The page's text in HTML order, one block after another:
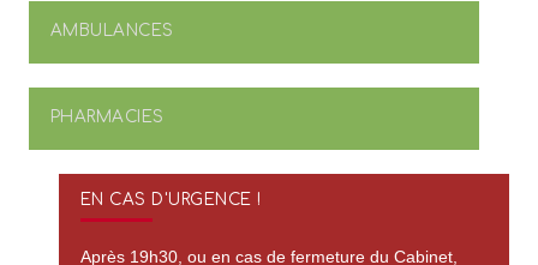
AMBULANCES
PHARMACIES
EN CAS D'URGENCE !
Après 19h30, ou en cas de fermeture du Cabinet,